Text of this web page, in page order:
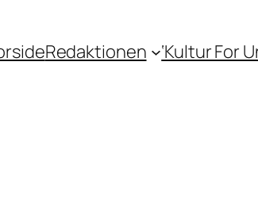
Redaktionen ‘Kultur For